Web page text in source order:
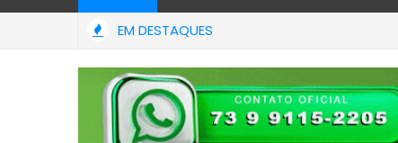
EM DESTAQUES